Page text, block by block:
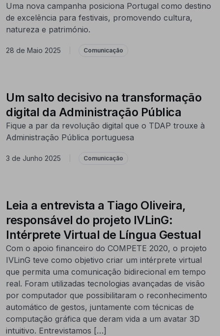
Uma nova campanha posiciona Portugal como destino
de excelência para festivais, promovendo cultura,
natureza e património.
28 de Maio 2025 Comunicação
Um salto decisivo na transformação
digital da Administração Pública
Fique a par da revolução digital que o TDAP trouxe à
Administração Pública portuguesa
3 de Junho 2025 Comunicação
Leia a entrevista a Tiago Oliveira,
responsável do projeto IVLinG:
Intérprete Virtual de Língua Gestual
Com o apoio financeiro do COMPETE 2020, o projeto
IVLinG teve como objetivo criar um intérprete virtual
que permita uma comunicação bidirecional em tempo
real. Foram utilizadas tecnologias avançadas de visão
por computador que possibilitaram o reconhecimento
automático de gestos, juntamente com técnicas de
computação gráfica que deram vida a um avatar 3D
intuitivo. Entrevistamos […]